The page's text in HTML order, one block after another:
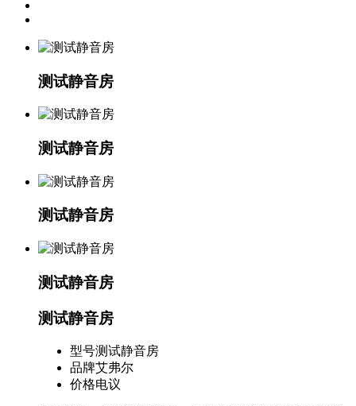
测试静音房
测试静音房
测试静音房
测试静音房
测试静音房
型号测试静音房
品牌艾弗尔
价格电议